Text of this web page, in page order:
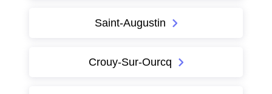
Saint-Augustin
Crouy-Sur-Ourcq